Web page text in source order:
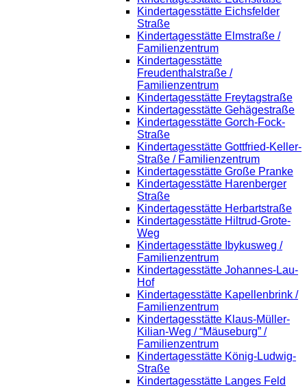
Kindertagesstätte Eichsfelder
Straße
Kindertagesstätte Elmstraße /
Familienzentrum
Kindertagesstätte
Freudenthalstraße /
Familienzentrum
Kindertagesstätte Freytagstraße
Kindertagesstätte Gehägestraße
Kindertagesstätte Gorch-Fock-
Straße
Kindertagesstätte Gottfried-Keller-
Straße / Familienzentrum
Kindertagesstätte Große Pranke
Kindertagesstätte Harenberger
Straße
Kindertagesstätte Herbartstraße
Kindertagesstätte Hiltrud-Grote-
Weg
Kindertagesstätte Ibykusweg /
Familienzentrum
Kindertagesstätte Johannes-Lau-
Hof
Kindertagesstätte Kapellenbrink /
Familienzentrum
Kindertagesstätte Klaus-Müller-
Kilian-Weg / “Mäuseburg” /
Familienzentrum
Kindertagesstätte König-Ludwig-
Straße
Kindertagesstätte Langes Feld